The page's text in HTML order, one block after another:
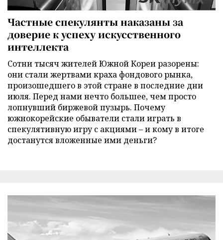
Частные спекулянты наказаны за
доверие к успеху искусственного
интеллекта
Сотни тысяч жителей Южной Кореи разорены:
они стали жертвами краха фондового рынка,
произошедшего в этой стране в последние дни
июля. Перед нами нечто большее, чем просто
лопнувший биржевой пузырь. Почему
южнокорейские обыватели стали играть в
спекулятивную игру с акциями – и кому в итоге
достанутся вложенные ими деньги?